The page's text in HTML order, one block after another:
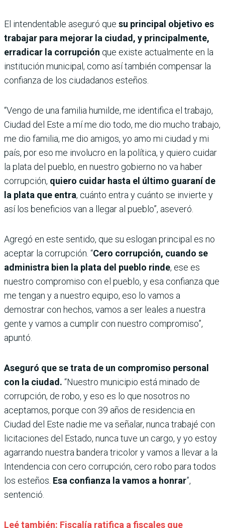
El intendentable aseguró que su principal objetivo es
trabajar para mejorar la ciudad, y principalmente,
erradicar la corrupción que existe actualmente en la
institución municipal, como así también compensar la
confianza de los ciudadanos esteños.
“Vengo de una familia humilde, me identifica el trabajo,
Ciudad del Este a mí me dio todo, me dio mucho trabajo,
me dio familia, me dio amigos, yo amo mi ciudad y mi
país, por eso me involucro en la política, y quiero cuidar
la plata del pueblo, en nuestro gobierno no va haber
corrupción, quiero cuidar hasta el último guaraní de
la plata que entra, cuánto entra y cuánto se invierte y
así los beneficios van a llegar al pueblo”, aseveró.
Agregó en este sentido, que su eslogan principal es no
aceptar la corrupción. “Cero corrupción, cuando se
administra bien la plata del pueblo rinde, ese es
nuestro compromiso con el pueblo, y esa confianza que
me tengan y a nuestro equipo, eso lo vamos a
demostrar con hechos, vamos a ser leales a nuestra
gente y vamos a cumplir con nuestro compromiso”,
apuntó.
Aseguró que se trata de un compromiso personal
con la ciudad. “Nuestro municipio está minado de
corrupción, de robo, y eso es lo que nosotros no
aceptamos, porque con 39 años de residencia en
Ciudad del Este nadie me va señalar, nunca trabajé con
licitaciones del Estado, nunca tuve un cargo, y yo estoy
agarrando nuestra bandera tricolor y vamos a llevar a la
Intendencia con cero corrupción, cero robo para todos
los esteños. Esa confianza la vamos a honrar”,
sentenció.
Leé también: Fiscalía ratifica a fiscales que